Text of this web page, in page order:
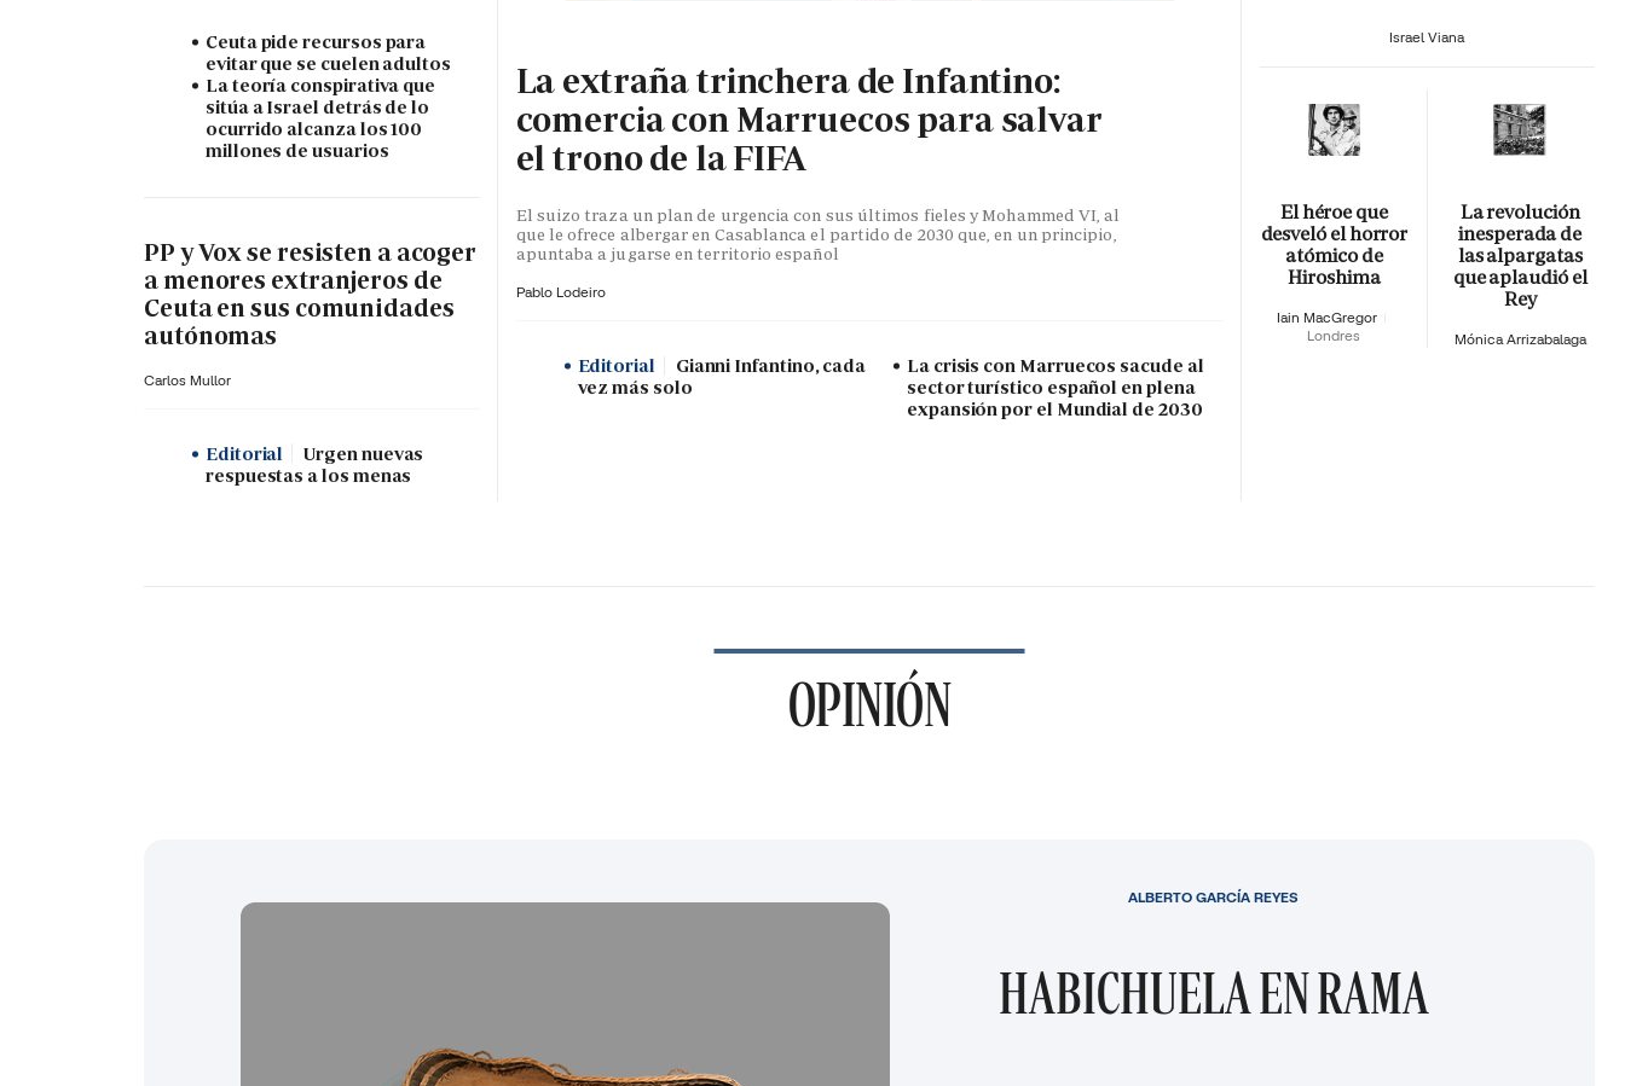
Ceuta pide recursos para
evitar que se cuelen adultos
La teoría conspirativa que
sitúa a Israel detrás de lo
ocurrido alcanza los 100
millones de usuarios
PP y Vox se resisten a acoger
a menores extranjeros de
Ceuta en sus comunidades
autónomas
Carlos Mullor
Editorial
Urgen nuevas
respuestas a los menas
La extraña trinchera de Infantino:
comercia con Marruecos para salvar
el trono de la FIFA
El suizo traza un plan de urgencia con sus últimos fieles y Mohammed VI, al
que le ofrece albergar en Casablanca el partido de 2030 que, en un principio,
apuntaba a jugarse en territorio español
Pablo Lodeiro
Editorial
Gianni Infantino, cada
vez más solo
La crisis con Marruecos sacude al
sector turístico español en plena
expansión por el Mundial de 2030
Israel Viana
El héroe que
desveló el horror
atómico de
Hiroshima
Iain MacGregor
Londres
La revolución
inesperada de
las alpargatas
que aplaudió el
Rey
Mónica Arrizabalaga
OPINIÓN
HABICHUELA EN RAMA
ALBERTO GARCÍA REYES